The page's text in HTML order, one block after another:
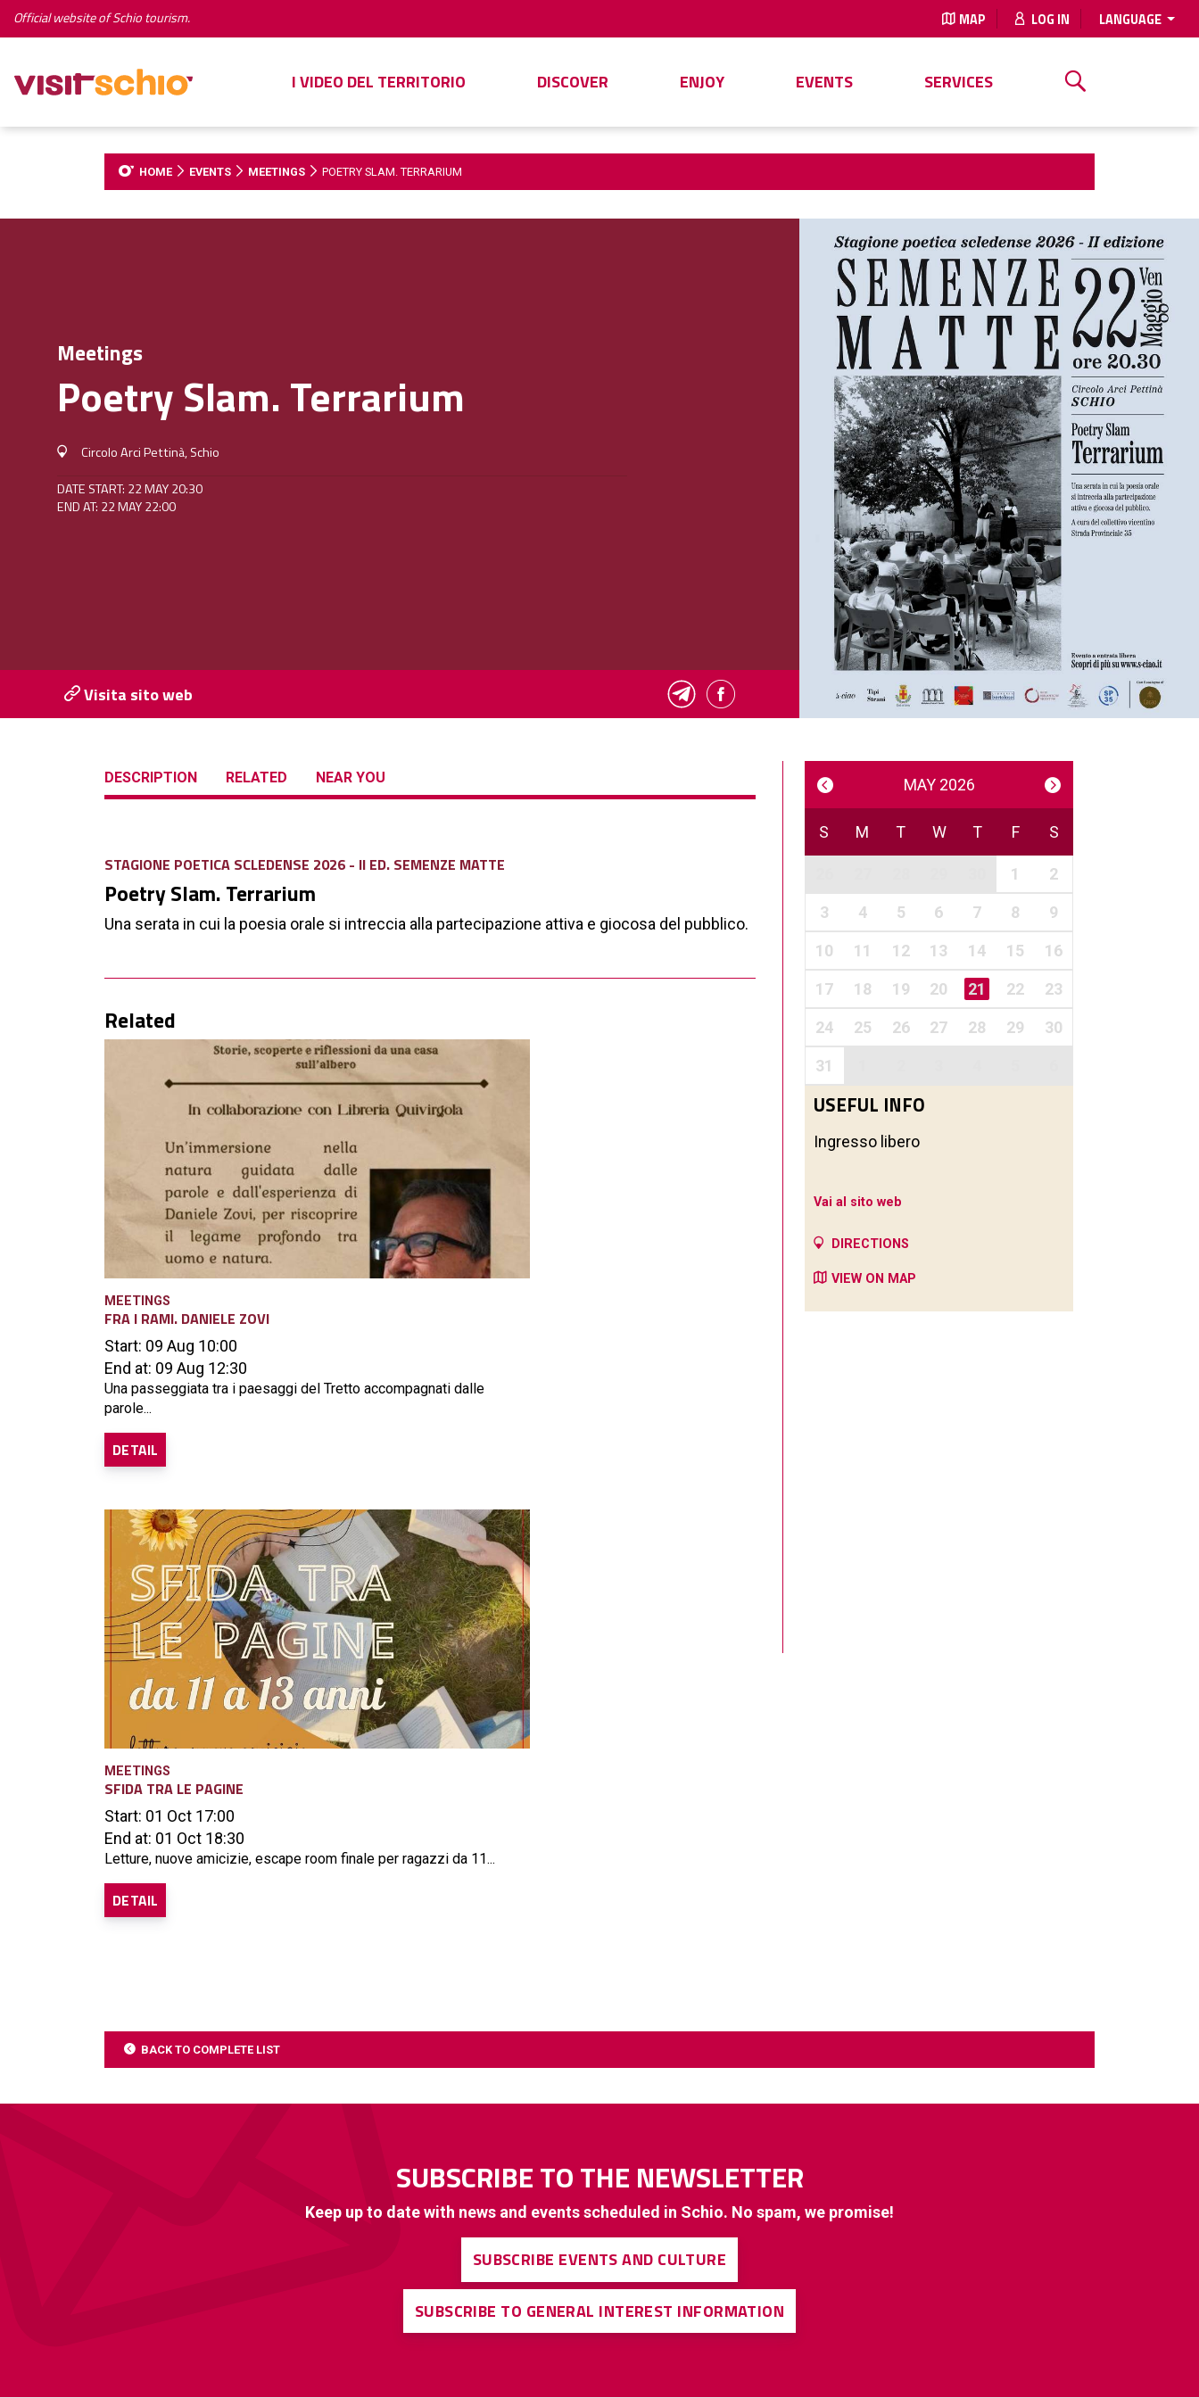
Official website of Schio tourism. MAP LOG IN LANGUAGE
I VIDEO DEL TERRITORIO DISCOVER ENJOY EVENTS SERVICES
HOME EVENTS MEETINGS POETRY SLAM. TERRARIUM
Meetings
Poetry Slam. Terrarium
Circolo Arci Pettinà, Schio
DATE START: 22 MAY 20:30
END AT: 22 MAY 22:00
Visita sito web
DESCRIPTION RELATED NEAR YOU
STAGIONE POETICA SCLEDENSE 2026 - II ED. SEMENZE MATTE
Poetry Slam. Terrarium
Una serata in cui la poesia orale si intreccia alla partecipazione attiva e giocosa del pubblico.
Related
MEETINGS
FRA I RAMI. DANIELE ZOVI
Start: 09 Aug 10:00
End at: 09 Aug 12:30
Una passeggiata tra i paesaggi del Tretto accompagnati dalle
parole...
DETAIL
MEETINGS
SFIDA TRA LE PAGINE
Start: 01 Oct 17:00
End at: 01 Oct 18:30
Letture, nuove amicizie, escape room finale per ragazzi da 11...
DETAIL
MAY 2026
S M T W T F S
1 2
3 4 5 6 7 8 9
10 11 12 13 14 15 16
17 18 19 20 21 22 23
24 25 26 27 28 29 30
31
USEFUL INFO
Ingresso libero
Vai al sito web
DIRECTIONS
VIEW ON MAP
BACK TO COMPLETE LIST
SUBSCRIBE TO THE NEWSLETTER
Keep up to date with news and events scheduled in Schio. No spam, we promise!
SUBSCRIBE EVENTS AND CULTURE
SUBSCRIBE TO GENERAL INTEREST INFORMATION